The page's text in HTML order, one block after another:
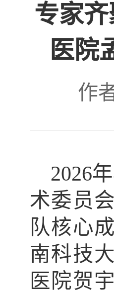
专家
医院
作
2026
术委员
队核心
南科技
医院贺